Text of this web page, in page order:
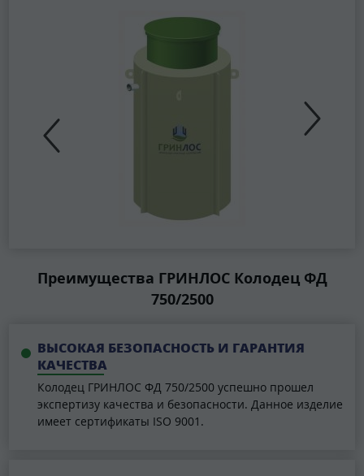
Преимущества ГРИНЛОС Колодец ФД
750/2500
ВЫСОКАЯ БЕЗОПАСНОСТЬ И ГАРАНТИЯ
КАЧЕСТВА
Колодец ГРИНЛОС ФД 750/2500 успешно прошел
экспертизу качества и безопасности. Данное изделие
имеет сертификаты ISO 9001.